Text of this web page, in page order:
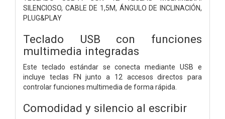
SILENCIOSO, CABLE DE 1,5M, ÁNGULO DE INCLINACIÓN,
PLUG&PLAY
Teclado USB con funciones
multimedia integradas
Este teclado estándar se conecta mediante USB e
incluye teclas FN junto a 12 accesos directos para
controlar funciones multimedia de forma rápida.
Comodidad y silencio al escribir